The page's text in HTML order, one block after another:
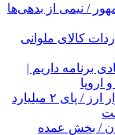
/ نیمی از بدهی‌ها
کالای ملوانی
برنامه داریم |
اروپا
شوک کارت‌های بازرگانی اجاره‌ای به بازار ارز / پای ۲ میلیارد
/ بخش عمده